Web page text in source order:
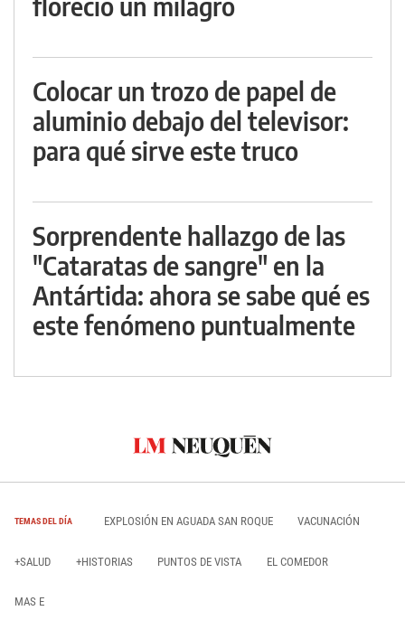
Colocar un trozo de papel de
aluminio debajo del televisor:
para qué sirve este truco
Sorprendente hallazgo de las
"Cataratas de sangre" en la
Antártida: ahora se sabe qué es
este fenómeno puntualmente
TEMAS DEL DÍA EXPLOSIÓN EN AGUADA SAN ROQUE VACUNACIÓN
+SALUD +HISTORIAS PUNTOS DE VISTA EL COMEDOR
MAS E